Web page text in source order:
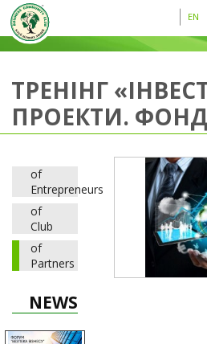
EN
ТРЕНІНГ
ПРОЕКТИ.
of
Entrepreneurs
of
Club
of
Partners
NEWS